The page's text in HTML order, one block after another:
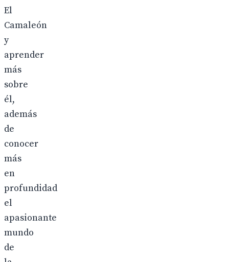
El
Camaleón
y
aprender
más
sobre
él,
además
de
conocer
más
en
profundidad
el
apasionante
mundo
de